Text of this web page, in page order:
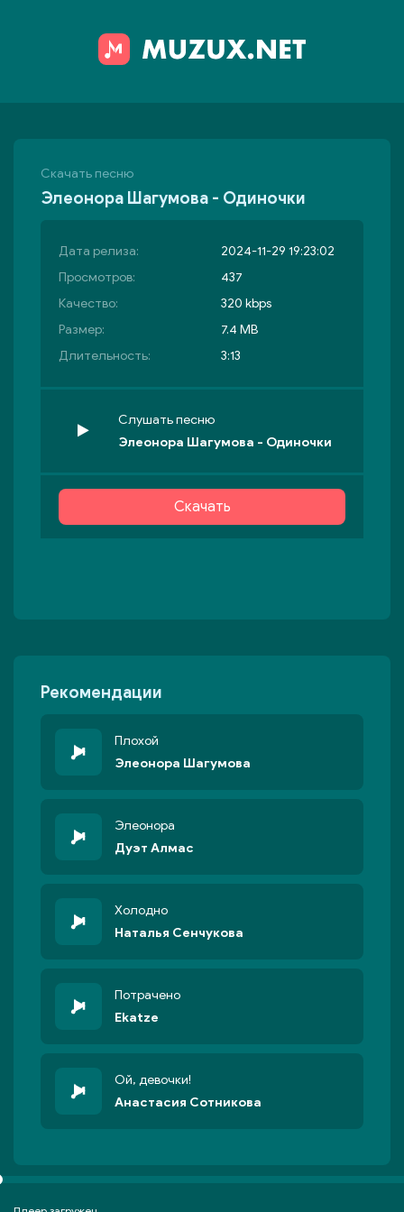
Скачать песню
Элеонора Шагумова - Одиночки
Дата релиза:
2024-11-29 19:23:02
Просмотров:
437
Качество:
320 kbps
Размер:
7.4 MB
Длительность:
3:13
Слушать песню
Элеонора Шагумова - Одиночки
Скачать
Рекомендации
Плохой
Элеонора Шагумова
Элеонора
Дуэт Алмас
Холодно
Наталья Сенчукова
Потрачено
Ekatze
Ой, девочки!
Анастасия Сотникова